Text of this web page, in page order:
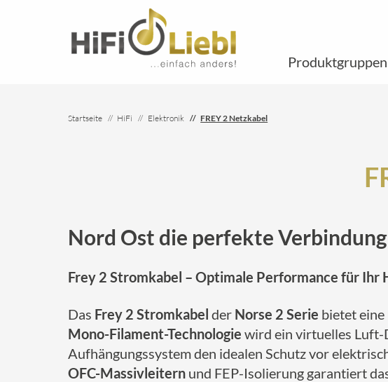
Produktgruppen
Startseite HiFi Elektronik FREY 2 Netzkabel
Nord Ost die perfekte Verbindung
Frey 2 Stromkabel – Optimale Performance für Ihr
Das Frey 2 Stromkabel der Norse 2 Serie bietet
Mono-Filament-Technologie wird ein virtuelles Luft-
Aufhängungssystem den idealen Schutz vor
OFC-Massivleitern und FEP-Isolierung garantiert